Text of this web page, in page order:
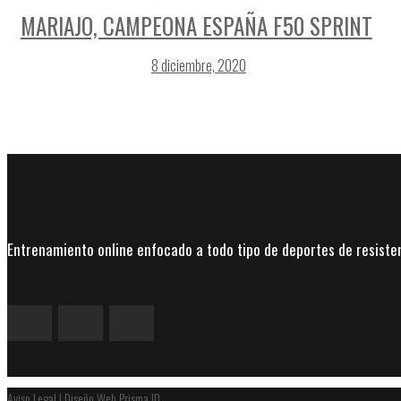
MARIAJO, CAMPEONA ESPAÑA F50 SPRINT
8 diciembre, 2020
Entrenamiento online enfocado a todo tipo de deportes de